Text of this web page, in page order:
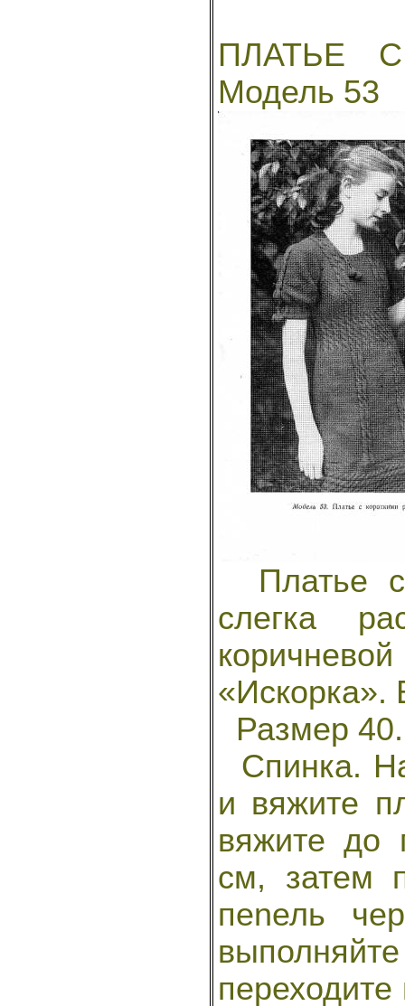
ПЛАТЬЕ
Модель 53
Платье с
слегка
«Искорка».
Размер
Спинка.
и вяжите
вяжите до
см, затем
пеnель
переходите